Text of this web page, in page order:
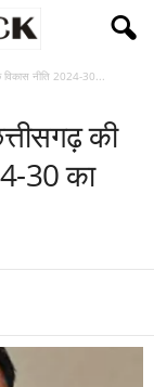
विकास नीति 2024-30...
की
30 का